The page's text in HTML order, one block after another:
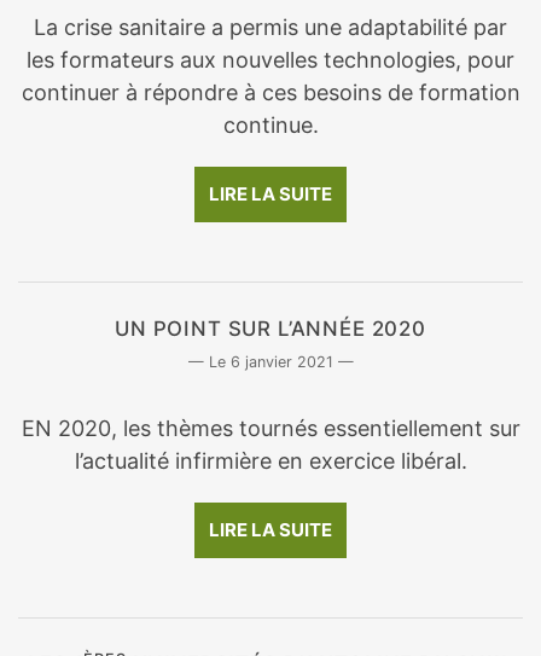
La crise sanitaire a permis une adaptabilité par
les formateurs aux nouvelles technologies, pour
continuer à répondre à ces besoins de formation
continue.
LIRE LA SUITE
UN POINT SUR L’ANNÉE 2020
6 janvier 2021
EN 2020, les thèmes tournés essentiellement sur
l’actualité infirmière en exercice libéral.
LIRE LA SUITE